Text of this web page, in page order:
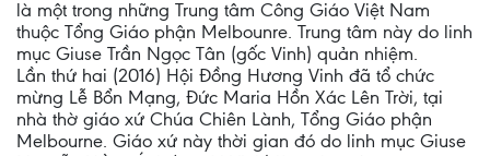
là một trong những Trung tâm Công Giáo Việt Nam
thuộc Tổng Giáo phận Melbounre. Trung tâm này do linh
mục Giuse Trần Ngọc Tân (gốc Vinh) quản nhiệm.
Lần thứ hai (2016) Hội Đồng Hương Vinh đã tổ chức
mừng Lễ Bổn Mạng, Đức Maria Hồn Xác Lên Trời, tại
nhà thờ giáo xứ Chúa Chiên Lành, Tổng Giáo phận
Melbourne. Giáo xứ này thời gian đó do linh mục Giuse